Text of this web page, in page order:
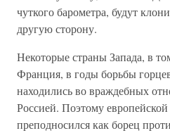
чуткого барометра, будут
другую сторону.
Некоторые страны Запада, в
Франция, в годы борьбы
находились во враждебных
Россией. Поэтому
преподносился как борец